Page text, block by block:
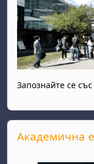
Запознайте се
Прескочи
Академична